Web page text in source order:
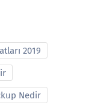
2019
Nedir